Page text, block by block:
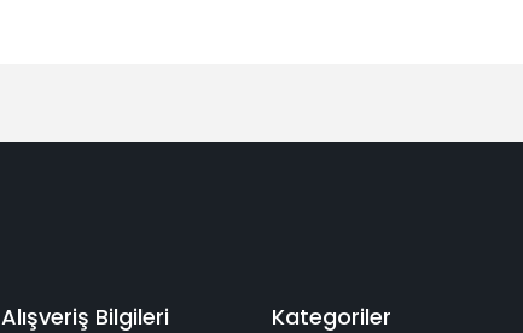
Alışveriş Bilgileri Kategoriler